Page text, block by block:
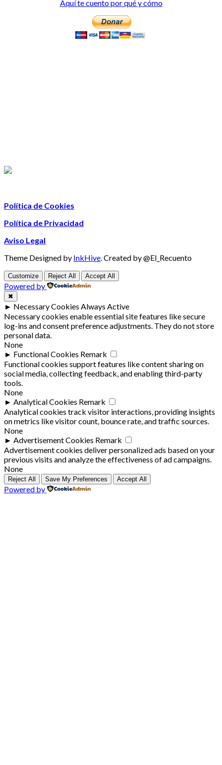
Aquí te cuento por qué y cómo
Política de Cookies
Política de Privacidad
Aviso Legal
Theme Designed by InkHive.Created by @El_Recuento
Customize Reject All Accept All
Powered by
✖
► Necessary Cookies Always Active
Necessary cookies enable essential site features like secure
log-ins and consent preference adjustments. They do not store
personal data.
None
► Functional Cookies Remark
Functional cookies support features like content sharing on
social media, collecting feedback, and enabling third-party
tools.
None
► Analytical Cookies Remark
Analytical cookies track visitor interactions, providing insights
on metrics like visitor count, bounce rate, and traffic sources.
None
► Advertisement Cookies Remark
Advertisement cookies deliver personalized ads based on your
previous visits and analyze the effectiveness of ad campaigns.
None
Reject All Save My Preferences Accept All
Powered by